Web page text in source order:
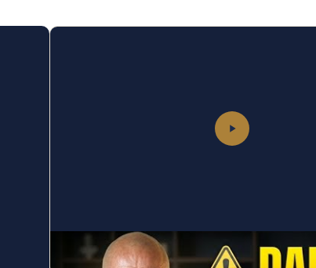
2 EUROS
La vérité brutale sur l’investissement dans les 2 euros